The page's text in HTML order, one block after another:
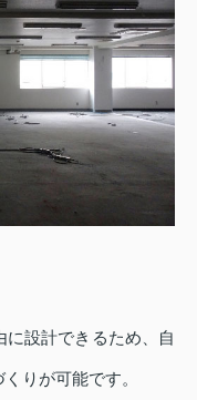
に設計できるため、自
りが可能です。